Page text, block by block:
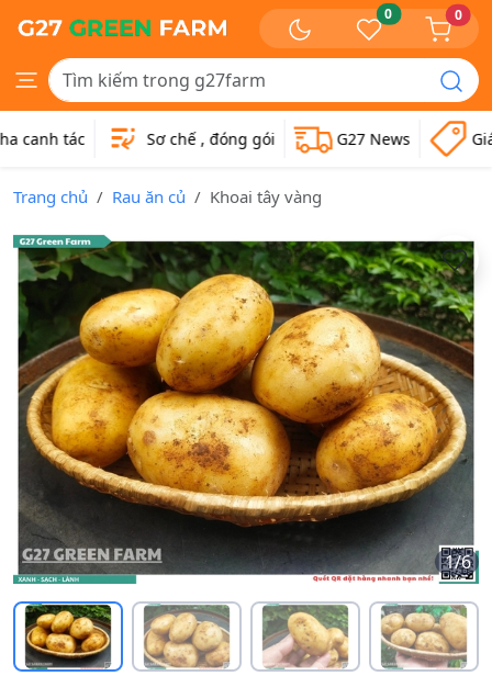
0 0
tác Sơ chế , đóng gói G27 News Giá
Trang chủ Rau ăn củ Khoai tây vàng
1/6